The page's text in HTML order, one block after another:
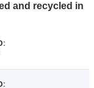
and recycled in